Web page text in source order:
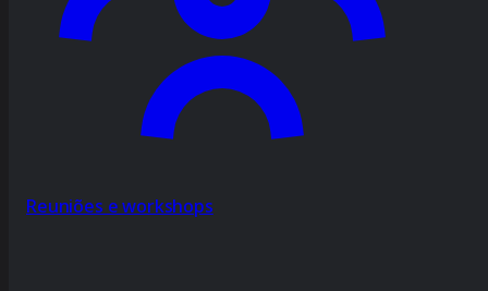
Reuniões e workshops